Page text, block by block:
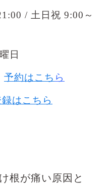
/ 土日祝 9:00～
日
予約はこち ら
はこちら
根が痛い原因と